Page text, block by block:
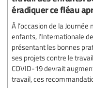
éradiquer ce fléau
À l’occasion de la
enfants, l’Internationale
présentant les bonnes
ses projets contre le
COVID-19 devrait
travail, ces